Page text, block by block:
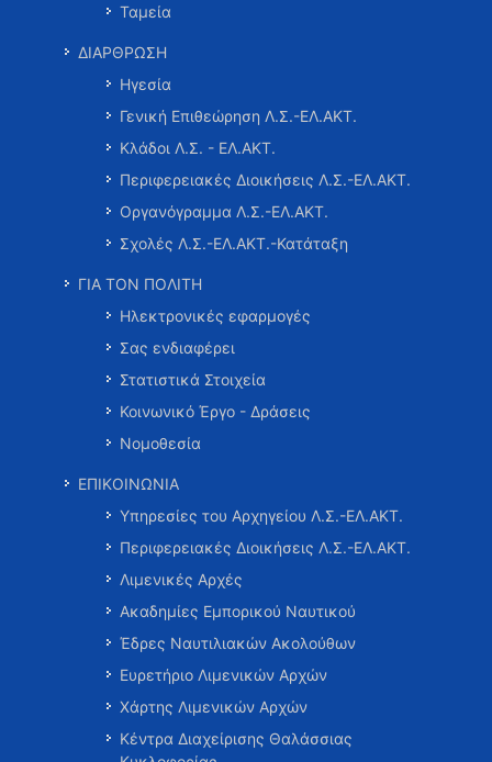
Ταμεία
ΔΙΑΡΘΡΩΣΗ
Ηγεσία
Γενική Επιθεώρηση Λ.Σ.-ΕΛ.ΑΚΤ.
Κλάδοι Λ.Σ. - ΕΛ.ΑΚΤ.
Περιφερειακές Διοικήσεις Λ.Σ.-ΕΛ.ΑΚΤ.
Οργανόγραμμα Λ.Σ.-ΕΛ.ΑΚΤ.
Σχολές Λ.Σ.-ΕΛ.ΑΚΤ.-Κατάταξη
ΓΙΑ ΤΟΝ ΠΟΛΙΤΗ
Ηλεκτρονικές εφαρμογές
Σας ενδιαφέρει
Στατιστικά Στοιχεία
Κοινωνικό Έργο - Δράσεις
Νομοθεσία
ΕΠΙΚΟΙΝΩΝΙΑ
Υπηρεσίες του Αρχηγείου Λ.Σ.-ΕΛ.ΑΚΤ.
Περιφερειακές Διοικήσεις Λ.Σ.-ΕΛ.ΑΚΤ.
Λιμενικές Αρχές
Ακαδημίες Εμπορικού Ναυτικού
Έδρες Ναυτιλιακών Ακολούθων
Ευρετήριο Λιμενικών Αρχών
Χάρτης Λιμενικών Αρχών
Κέντρα Διαχείρισης Θαλάσσιας